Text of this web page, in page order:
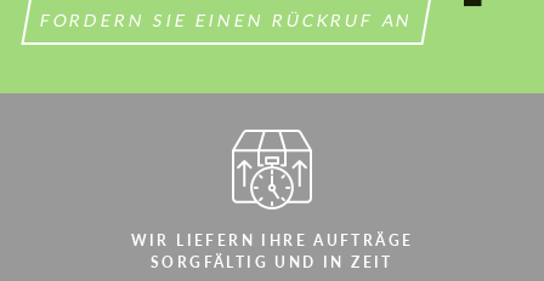
FORDERN SIE EINEN RÜCKRUF AN
WIR LIEFERN IHRE AUFTRÄGE
SORGFÄLTIG UND IN ZEIT
Wir sprechen Ihre Sprache
Wir sprechen Ihre Sprache